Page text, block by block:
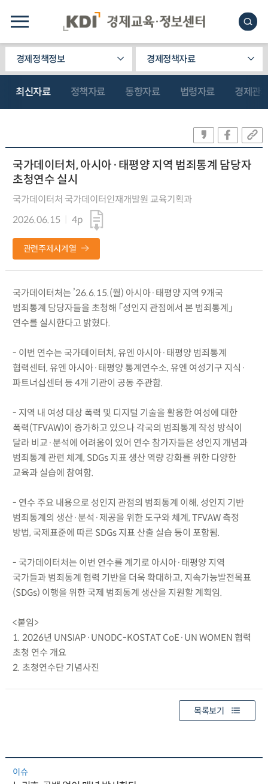
경제정책정보 경제정책자료
최신자료 정책자료 동향자료 법령자료 경제관
국가데이터처, 아시아·태평양 지역 범죄통계 담당자
초청연수 실시
국가데이터처 국가데이터인재개발원 교육기획과
2026.06.15
4p
관련주제시계열
국가데이터처는 ’26.6.15.(월) 아시아·태평양 지역 9개국
범죄통계 담당자들을 초청해 「성인지 관점에서 본 범죄통계」
연수를 실시한다고 밝혔다.
- 이번 연수는 국가데이터처, 유엔 아시아·태평양 범죄통계
협력센터, 유엔 아시아·태평양 통계연수소, 유엔 여성기구 지식·
파트너십센터 등 4개 기관이 공동 주관함.
- 지역 내 여성 대상 폭력 및 디지털 기술을 활용한 여성에 대한
폭력(TFVAW)이 증가하고 있으나 각국의 범죄통계 작성 방식이
달라 비교·분석에 어려움이 있어 연수 참가자들은 성인지 개념과
범죄통계 관련 체계, SDGs 지표 생산 역량 강화를 위한 다양한
교육과 실습에 참여함.
- 연수 주요 내용으로 성인지 관점의 범죄통계 이해, 성인지 기반
범죄통계의 생산·분석·제공을 위한 도구와 체계, TFVAW 측정
방법, 국제표준에 따른 SDGs 지표 산출 실습 등이 포함됨.
- 국가데이터처는 이번 연수를 계기로 아시아·태평양 지역
국가들과 범죄통계 협력 기반을 더욱 확대하고, 지속가능발전목표
(SDGs) 이행을 위한 국제 범죄통계 생산을 지원할 계획임.
<붙임>
1. 2026년 UNSIAP·UNODC-KOSTAT CoE·UN WOMEN 협력
초청 연수 개요
2. 초청연수단 기념사진
목록보기
이슈